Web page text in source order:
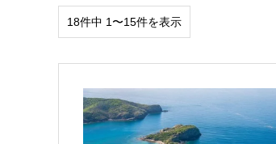
18件中 1〜15件を表示